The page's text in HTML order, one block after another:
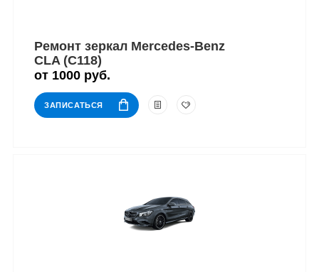
Ремонт зеркал Mercedes-Benz
CLA (C118)
от 1000 руб.
ЗАПИСАТЬСЯ